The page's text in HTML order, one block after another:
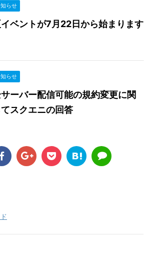
らせ
ベントが7月22日から始まります
らせ
ーバー配信可能の規約変更に関
てスクエニの回答